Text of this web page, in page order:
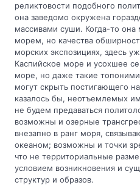
реликтовости подобного
она заведомо окружена
массивами суши. Когда-то
морем, но качества
морских экспозициях, здесь
Каспийское море и усохшее
море, но даже такие
могут скрыть постигающего
казалось бы, неотъемлемых
не будем предаваться
возможны и озерные
внезапно в ранг моря,
океаном; возможны и точки
что не территориальные
условием возникновения и
структур и образов.